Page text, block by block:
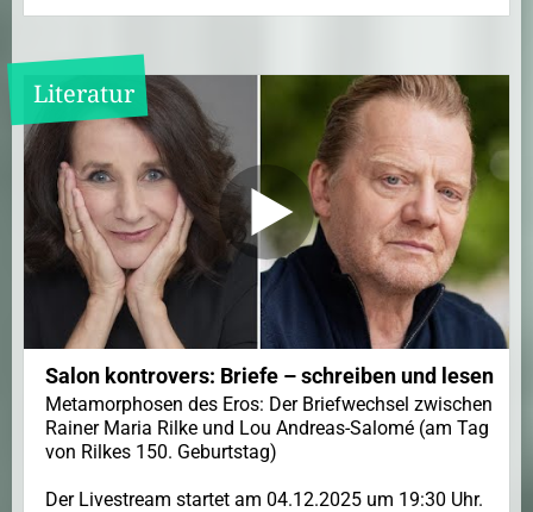
Literatur
Salon kontrovers: Briefe – schreiben und lesen
Metamorphosen des Eros: Der Briefwechsel zwischen
Rainer Maria Rilke und Lou Andreas-Salomé (am Tag
von Rilkes 150. Geburtstag)
Der Livestream startet am 04.12.2025 um 19:30 Uhr.